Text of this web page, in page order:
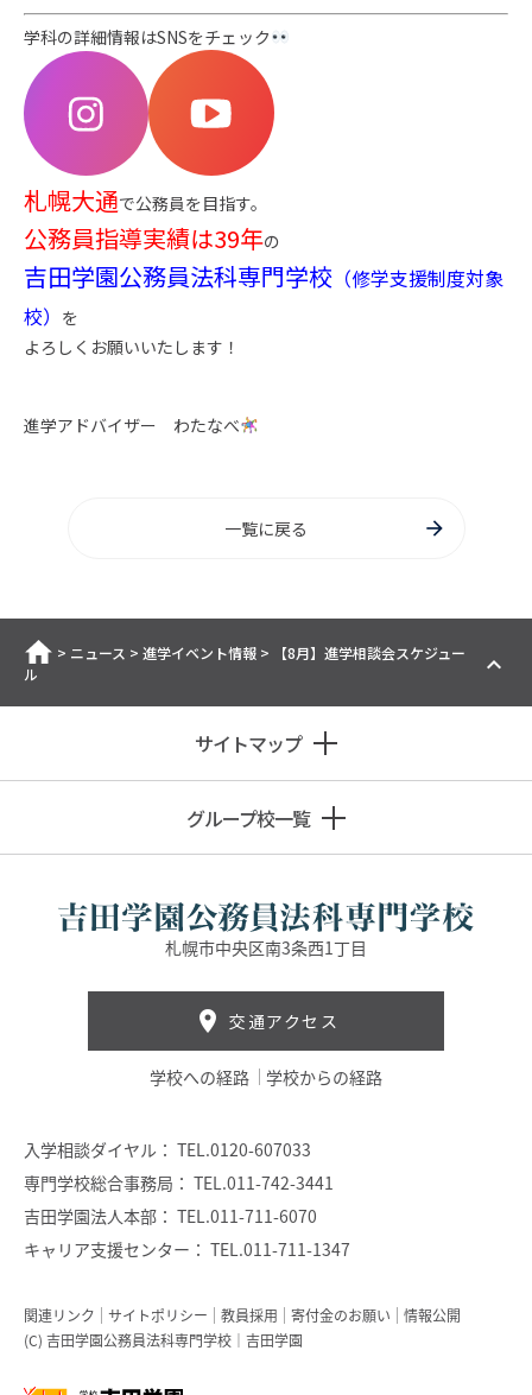
学科の詳細情報はSNSをチェック
札幌大通で公務員を目指す。
公務員指導実績は39年の
吉田学園公務員法科専門学校 （修学支援制度対象
校） を
よろしくお願いいたします！
進学アドバイザー わたなべ
一覧に戻る
ホーム
> ニュース > 進学イベント情報 >
【8月】進学相談会スケジュー
ル
サイトマップ
グループ校一覧
札幌市中央区南3条西1丁目
交通アクセス
学校への経路 学校からの経路
入学相談ダイヤル： TEL.0120-607033
専門学校総合事務局： TEL.011-742-3441
吉田学園法人本部： TEL.011-711-6070
キャリア支援センター： TEL.011-711-1347
関連リンク サイトポリシー 教員採用 寄付金のお願い
情報公開
(C) 吉田学園公務員法科専門学校｜吉田学園